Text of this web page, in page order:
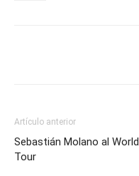
Artículo anterior
Sebastián Molano al World
Tour